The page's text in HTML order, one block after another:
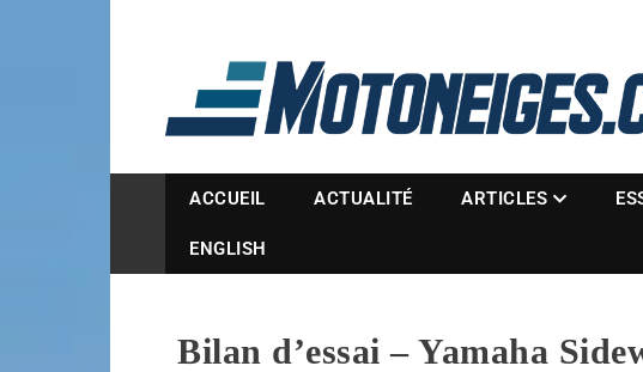
Magazine Motoneiges.ca
ACCUEIL ACTUALITÉ ARTICLES
ENGLISH
Bilan d’essai – Yamaha